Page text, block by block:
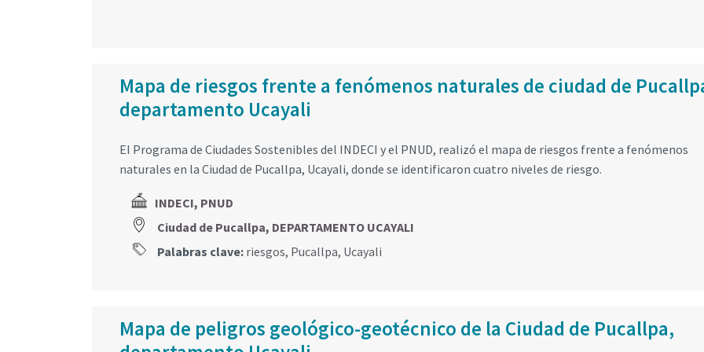
Mapa de riesgos frente a fenómenos naturales de ciudad de
departamento Ucayali
EI Programa de Ciudades Sostenibles del INDECI y el PNUD, realizó el mapa de riesgos frente a fenómenos
naturales en la Ciudad de Pucallpa, Ucayali, donde se identificaron cuatro niveles de riesgo.
INDECI, PNUD
Ciudad de Pucallpa, DEPARTAMENTO UCAYALI
Palabras clave: riesgos, Pucallpa, Ucayali
Mapa de peligros geológico-geotécnico de la Ciudad de Pucallpa,